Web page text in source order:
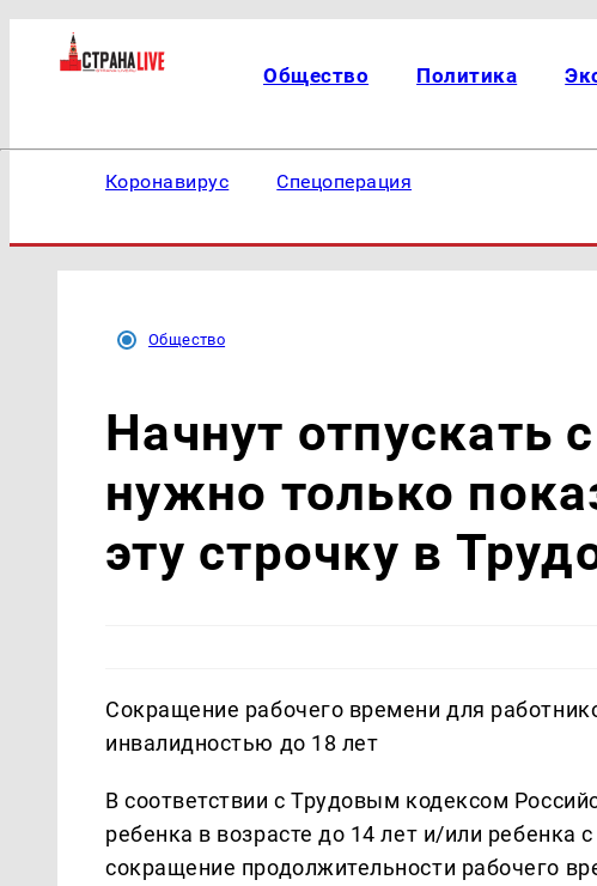
Общество Политика
Коронавирус Спецоперация
Общество
Начнут отпускать
нужно только
эту строчку в
Сокращение рабочего времени для
инвалидностью до 18 лет
В соответствии с Трудовым кодексом
ребенка в возрасте до 14 лет и/или
сокращение продолжительности рабочего